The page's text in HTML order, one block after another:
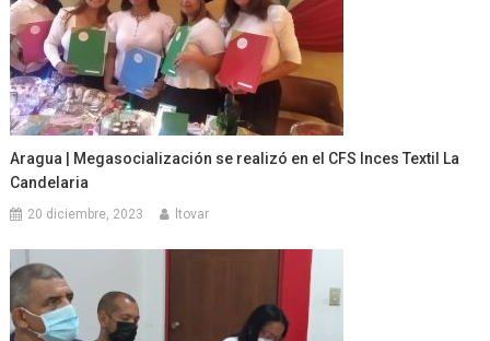
Aragua | Megasocialización se realizó en el CFS Inces Textil La
Candelaria
20 diciembre, 2023 ltovar